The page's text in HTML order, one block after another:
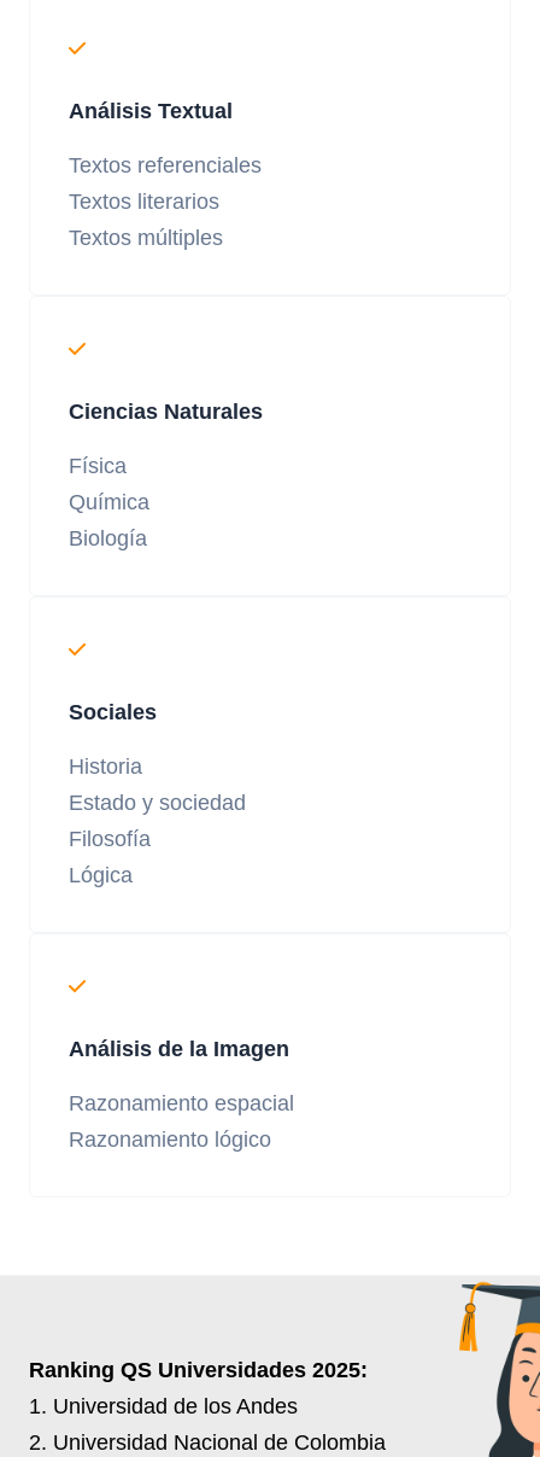
Análisis Textual
Textos referenciales
Textos literarios
Textos múltiples
Ciencias Naturales
Física
Química
Biología
Sociales
Historia
Estado y sociedad
Filosofía
Lógica
Análisis de la Imagen
Razonamiento espacial
Razonamiento lógico
Ranking QS Universidades 2025:
1. Universidad de los Andes
2. Universidad Nacional de Colombia